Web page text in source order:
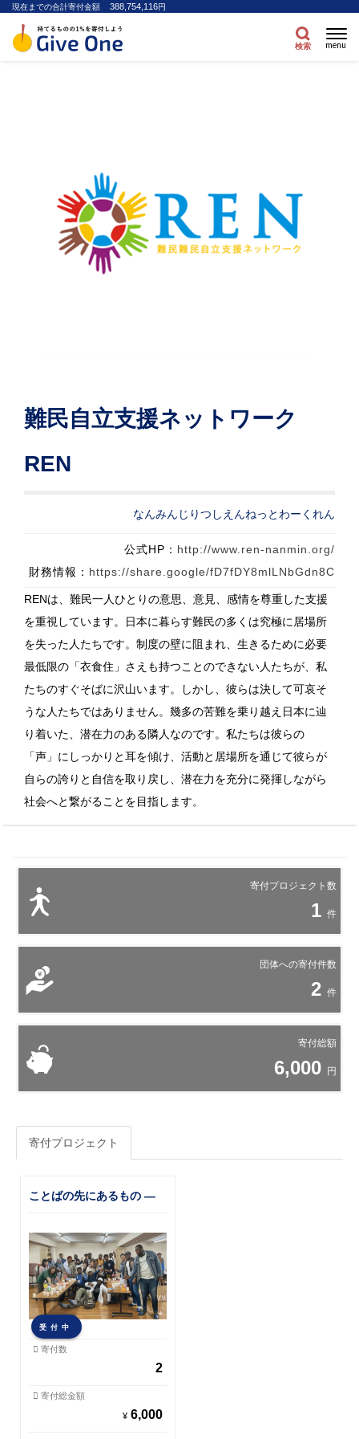
現在までの合計寄付金額 388,754,116円
検索 menu
難民自立支援ネットワーク
REN
なんみんじりつしえんねっとわーくれん
公式HP： http://www.ren-nanmin.org/
財務情報： https://share.google/fD7fDY8mlLNbGdn8C
RENは、難民一人ひとりの意思、意見、感情を尊重した支援
を重視しています。日本に暮らす難民の多くは究極に居場所
を失った人たちです。制度の壁に阻まれ、生きるために必要
最低限の「衣食住」さえも持つことのできない人たちが、私
たちのすぐそばに沢山います。しかし、彼らは決して可哀そ
うな人たちではありません。幾多の苦難を乗り越え日本に辿
り着いた、潜在力のある隣人なのです。私たちは彼らの
「声」にしっかりと耳を傾け、活動と居場所を通じて彼らが
自らの誇りと自信を取り戻し、潜在力を充分に発揮しながら
社会へと繋がることを目指します。
寄付プロジェクト数
1 件
団体への寄付件数
2 件
寄付総額
6,000 円
寄付プロジェクト
ことばの先にあるもの ―
語
受付中
寄付数
2
寄付総金額
¥ 6,000